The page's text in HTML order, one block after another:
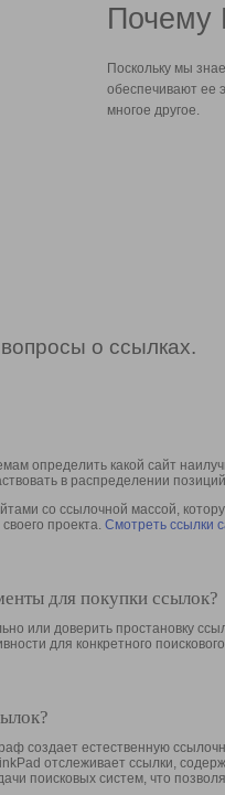
Почему
Поскольку мы
обеспечивают ее
многое другое.
о ссылках.
определить какой сайт
в раcпределении
со ссылочной массой,
проекта. Смотреть ссылки
для покупки ссылок?
или доверить простановку
для конкретного
создает естественную
отслеживает ссылки,
поисковых систем, что